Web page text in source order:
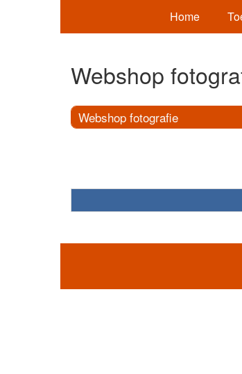
Home
Webshop
Webshop fotografie